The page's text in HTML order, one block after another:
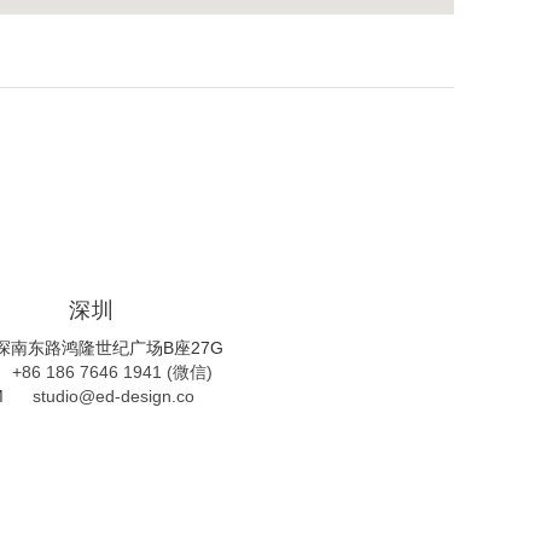
深圳
南东路鸿隆世纪广场B座27G
+86 186 7646 1941 (微信)
studio@ed-design.co